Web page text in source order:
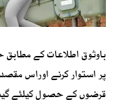
باوثوق اطلاعات کے
پر استوار کرنے اوراس
قرضوں کے حصول کیلئے